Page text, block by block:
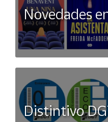
Novedades
Distintivo